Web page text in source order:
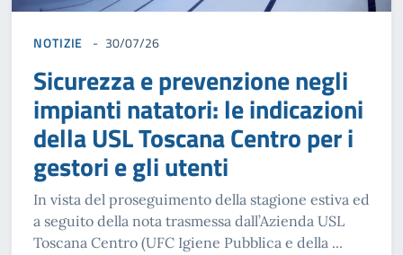
NOTIZIE 30/07/26
Sicurezza e prevenzione negli
impianti natatori: le indicazioni
della USL Toscana Centro per i
gestori e gli utenti
In vista del proseguimento della stagione estiva ed
a seguito della nota trasmessa dall’Azienda USL
Toscana Centro (UFC Igiene Pubblica e della ...